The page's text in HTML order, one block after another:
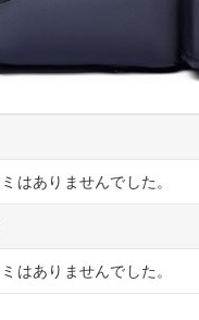
はありませんでした。
はありませんでした。